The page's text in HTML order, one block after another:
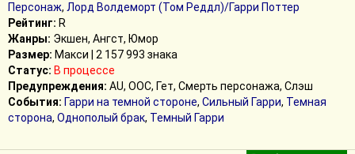
Персонаж, Лорд Волдеморт (Том Реддл)/Гарри Поттер
Рейтинг: R
Жанры: Экшен, Ангст, Юмор
Размер: Макси | 2 157 993 знака
Статус: В процессе
Предупреждения: AU, ООС, Гет, Смерть персонажа, Слэш
События: Гарри на темной стороне, Сильный Гарри, Темная
сторона, Однополый брак, Темный Гарри